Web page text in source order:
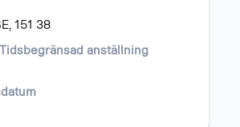
151 38
anställning